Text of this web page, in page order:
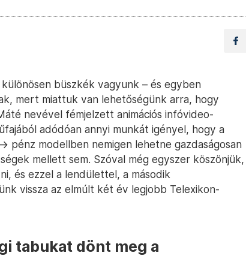
büszkék vagyunk – és egyben
mert miattuk van lehetőségünk arra, hogy
nevével fémjelzett animációs infóvideo-
adódóan annyi munkát igényel, hogy a
pénz modellben nemigen lehetne gazdaságosan
mellett sem. Szóval még egyszer köszönjük,
és ezzel a lendülettel, a második
vissza az elmúlt két év legjobb Telexikon-
tabukat dönt meg a